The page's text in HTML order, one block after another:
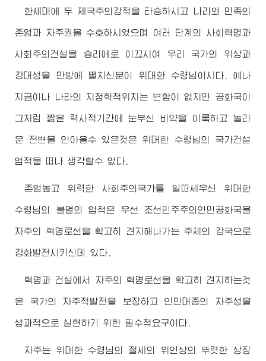
한세대에 두 제국주의강적을 타승하시고 나라와 민족의
존엄과 자주권을 수호하시였으며 여러 단계의 사회혁명과
사회주의건설을 승리에로 이끄시여 우리 국가의 위상과
강대성을 만방에 떨치신분이 위대한 수령님 이시다. 예나
지금이나 나라의 지정학적위치는 변함이 없지만 공화국이
그처럼 짧은 력사적기간에 눈부신 비약을 이룩하고 놀라
운 전변을 안아올수 있은것은위대한 수령님의 국가건설
업적을 떠나 생각할수 없다.
존엄높고 위력한 사회주의국가를 일떠세우신 위대한
수령님 의 불멸의 업적은 우선 조선민주주의인민공화국을
자주의 혁명로선을 확고히 견지해나가는 주체의 강국으로
강화발전시키신데 있다.
혁명과 건설에서 자주의 혁명로선을 확고히 견지하는것
은 국가의 자주적발전을 보장하고 인민대중의 자주성을
성과적으로 실현하기 위한 필수적요구이다.
자주는 위대한 수령님의 절세의 위인상의 뚜렷한 상징